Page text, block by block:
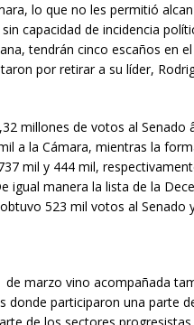
lo que no les permitió
capacidad de incidencia
tendrán cinco escaños en
por retirar a su líder,
millones de votos al
a la Cámara, mientras la
mil y 444 mil,
igual manera la lista de la
523 mil votos al Senado
de marzo vino acompañada
donde participaron una parte